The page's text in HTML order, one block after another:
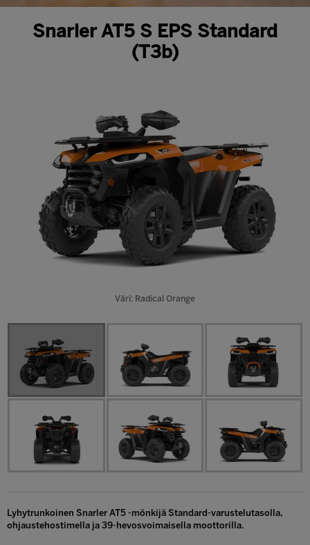
Snarler AT5 S EPS Standard
(T3b)
Väri: Radical Orange
Lyhytrunkoinen Snarler AT5 -mönkijä Standard-varustelutasolla,
ohjaustehostimella ja 39-hevosvoimaisella moottorilla.